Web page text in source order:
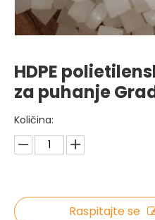
HDPE
za puhanje
Količina:
Raspitajte se